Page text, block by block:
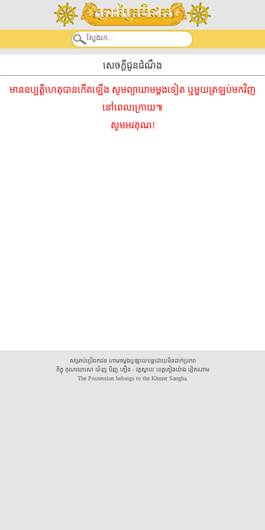
សេចក្តីជូនដំណឹង
មានឧប្បត្តិហេតុបានកើតឡើង សូមព្យាយាមម្ដងទៀត ឬមួយត្រឡប់មកវិញ
នៅពេលក្រោយ៕
សូមអរគុណ!
សម្រាប់ប្រើឯកជន ហាមចម្លងឬផ្សាយបន្តដោយមិនដាក់ប្រភព
ភិក្ខុ គុណឃោសោ យ័ញ មិញ គឿង - វត្តស្វាយ ខេត្តគៀងយ៉ាង វៀតណាម
The Possession belongs to the Khmer Sangha.